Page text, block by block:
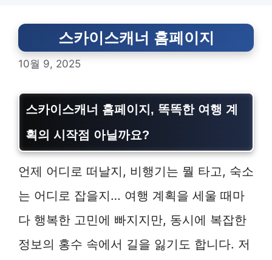
스카이스캐너 홈페이지
10월 9, 2025
스카이스캐너 홈페이지, 똑똑한 여행 계
획의 시작점 아닐까요?
언제 어디로 떠날지, 비행기는 뭘 타고, 숙소
는 어디로 잡을지… 여행 계획을 세울 때마
다 행복한 고민에 빠지지만, 동시에 복잡한
정보의 홍수 속에서 길을 잃기도 합니다. 저